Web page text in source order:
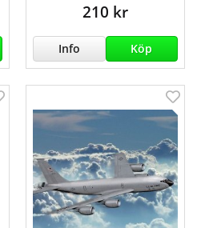
210 kr
Info Köp